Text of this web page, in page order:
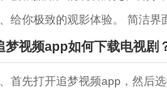
给你极致的观影体验。 简洁界
梦视频app如何下载电视剧
首先打开追梦视频app，然后